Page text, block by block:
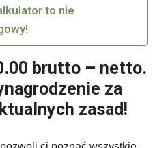
to nie
brutto – netto.
za
zasad!